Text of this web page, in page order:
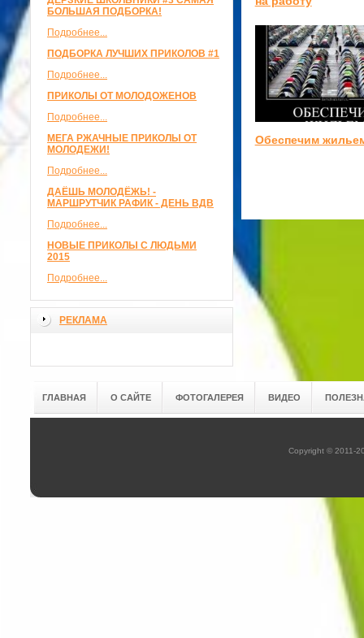
БОЛЬШАЯ ПОДБОРКА!
Подробнее...
ПОДБОРКА ЛУЧШИХ ПРИКОЛОВ #1
Подробнее...
ПРИКОЛЫ ОТ МОЛОДОЖЕНОВ
Подробнее...
МЕГА РЖАЧНЫЕ ПРИКОЛЫ ОТ
МОЛОДЕЖИ!
Подробнее...
ДАЁШЬ МОЛОДЁЖЬ! -
МАРШРУТЧИК РАФИК - ДЕНЬ ВДВ
Подробнее...
НОВЫЕ ПРИКОЛЫ С ЛЮДЬМИ
2015
Подробнее...
РЕКЛАМА
Обеспечим
ГЛАВНАЯ О САЙТЕ ФОТОГАЛЕРЕЯ ВИДЕО
Copyright © 2011-